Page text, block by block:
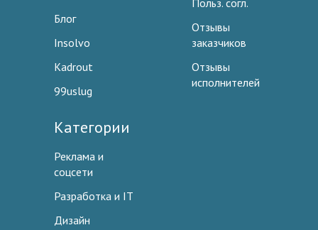
Блог
Insolvo
Kadrout
99uslug
Польз. согл.
Отзывы
заказчиков
Отзывы
исполнителей
Категории
Реклама и
соцсети
Разработка и IT
Дизайн